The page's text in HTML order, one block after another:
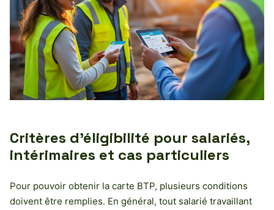
Critères d’éligibilité pour salariés,
intérimaires et cas particuliers
Pour pouvoir obtenir la carte BTP, plusieurs conditions
doivent être remplies. En général, tout salarié travaillant